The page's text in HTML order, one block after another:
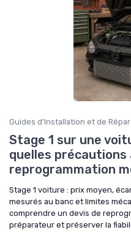
Guides d'Installation et de
Stage 1 sur une
quelles précautions
reprogrammation
Stage 1 voiture : prix moyen,
mesurés au banc et limites
comprendre un devis de
préparateur et préserver la